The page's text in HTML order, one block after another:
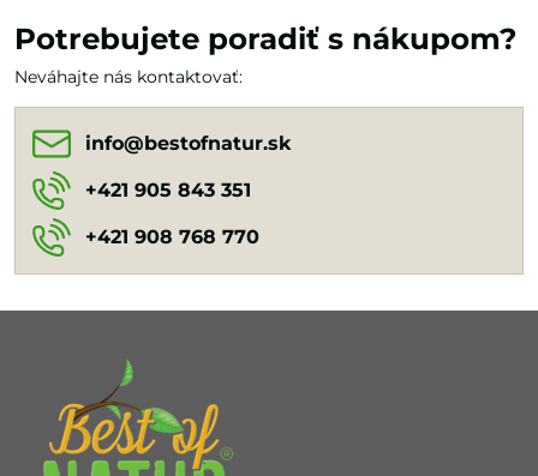
Potrebujete poradiť s nákupom?
Neváhajte nás kontaktovať:
info​@bestofnatur​.sk
+421 905 843 351
+421 908 768 770